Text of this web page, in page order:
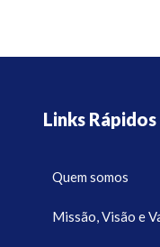
Links Rápidos
Quem somos
Missão, Visão e